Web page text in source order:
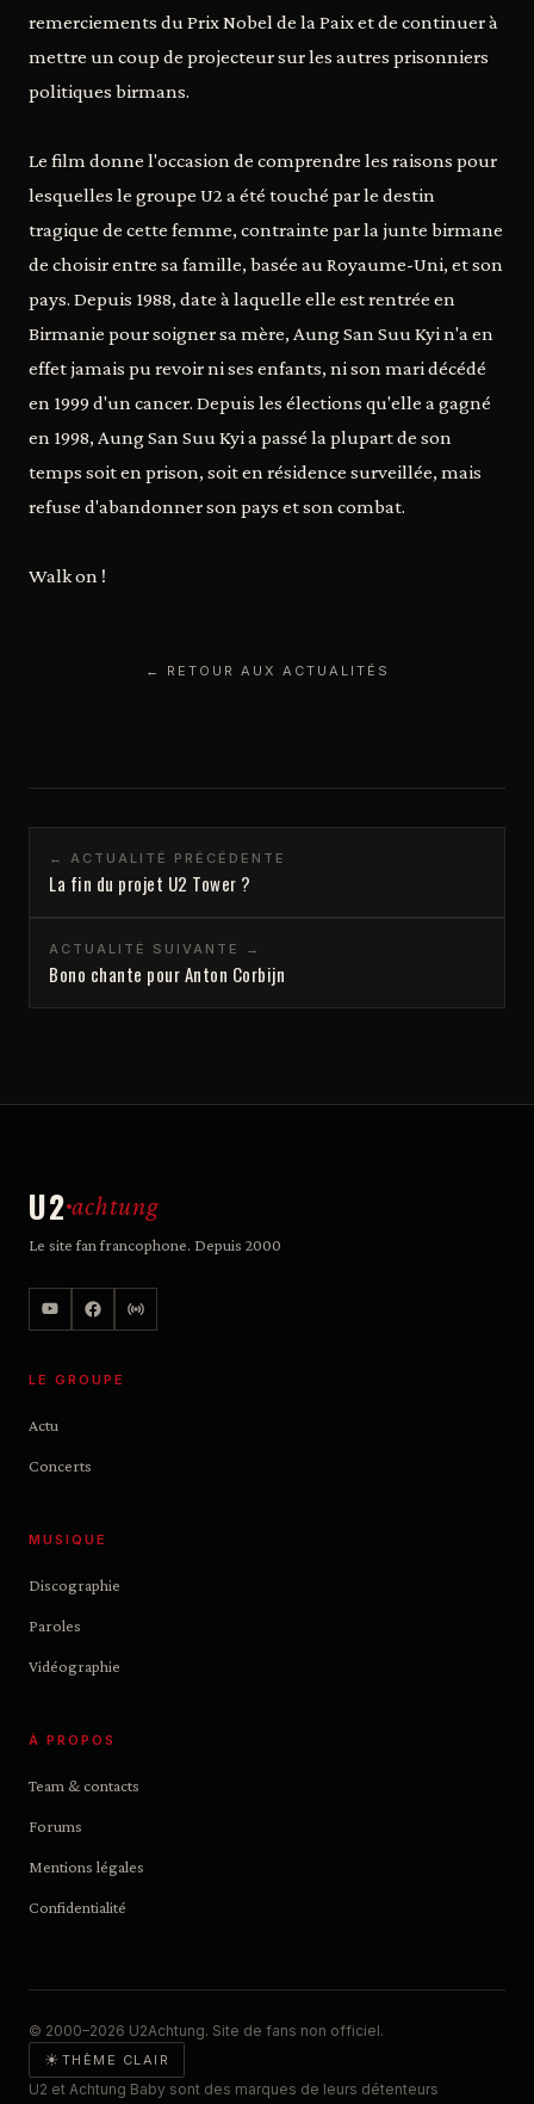
remerciements du Prix Nobel de la Paix et de continuer à
mettre un coup de projecteur sur les autres prisonniers
politiques birmans.
Le film donne l'occasion de comprendre les raisons pour
lesquelles le groupe U2 a été touché par le destin
tragique de cette femme, contrainte par la junte birmane
de choisir entre sa famille, basée au Royaume-Uni, et son
pays. Depuis 1988, date à laquelle elle est rentrée en
Birmanie pour soigner sa mère, Aung San Suu Kyi n'a en
effet jamais pu revoir ni ses enfants, ni son mari décédé
en 1999 d'un cancer. Depuis les élections qu'elle a gagné
en 1998, Aung San Suu Kyi a passé la plupart de son
temps soit en prison, soit en résidence surveillée, mais
refuse d'abandonner son pays et son combat.
Walk on !
← RETOUR AUX ACTUALITÉS
← ACTUALITÉ PRÉCÉDENTE
La fin du projet U2 Tower ?
ACTUALITÉ SUIVANTE →
Bono chante pour Anton Corbijn
U2 achtung
Le site fan francophone. Depuis 2000
LE GROUPE
Actu
Concerts
MUSIQUE
Discographie
Paroles
Vidéographie
À PROPOS
Team & contacts
Forums
Mentions légales
Confidentialité
© 2000–2026 U2Achtung. Site de fans non officiel.
☀ THÈME CLAIR
U2 et Achtung Baby sont des marques de leurs détenteurs